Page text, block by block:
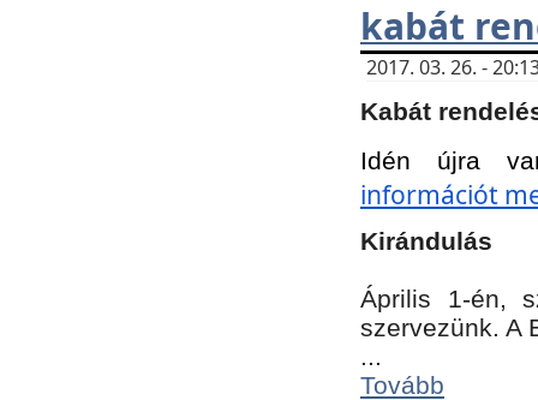
kabát
2017. 03. 26. -
Kabát
Idén újra
információt
Kirándulás
Április 1-én,
szervezünk. A
...
Tovább